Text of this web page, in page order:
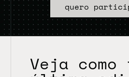
quero
Veja